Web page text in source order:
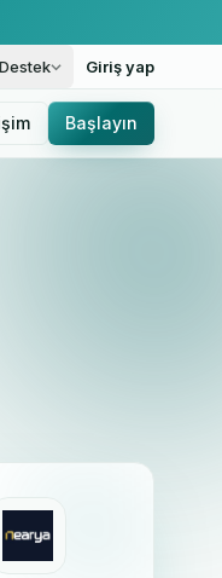
Giriş yap
Başlayın